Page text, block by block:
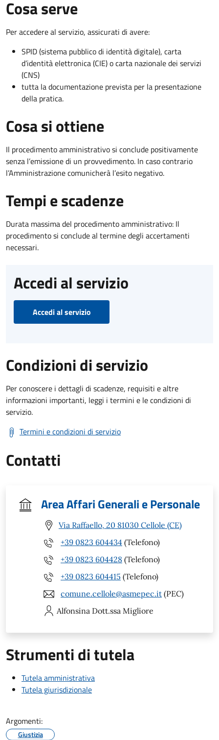
Cosa serve
Per accedere al servizio, assicurati di avere:
SPID (sistema pubblico di identità digitale), carta
d’identità elettronica (CIE) o carta nazionale dei servizi
(CNS)
tutta la documentazione prevista per la presentazione
della pratica.
Cosa si ottiene
Il procedimento amministrativo si conclude positivamente
senza l’emissione di un provvedimento. In caso contrario
l’Amministrazione comunicherà l’esito negativo.
Tempi e scadenze
Durata massima del procedimento amministrativo: Il
procedimento si conclude al termine degli accertamenti
necessari.
Accedi al servizio
Accedi al servizio
Condizioni di servizio
Per conoscere i dettagli di scadenze, requisiti e altre
informazioni importanti, leggi i termini e le condizioni di
servizio.
Termini e condizioni di servizio
Contatti
Area Affari Generali e Personale
Via Raffaello, 20 81030 Cellole (CE)
+39 0823 604434 (Telefono)
+39 0823 604428 (Telefono)
+39 0823 604415 (Telefono)
comune.cellole@asmepec.it (PEC)
Alfonsina Dott.ssa Migliore
Strumenti di tutela
Tutela amministrativa
Tutela giurisdizionale
Argomenti:
Giustizia